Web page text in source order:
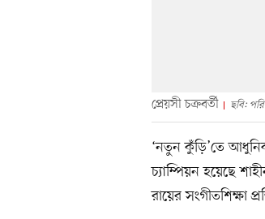
প্রেয়সী চক্রবর্তী ছবি:
‘নতুন কুঁড়ি’তে
চ্যাম্পিয়ন হয়েছে
রায়ের সংগীতশিক্ষা